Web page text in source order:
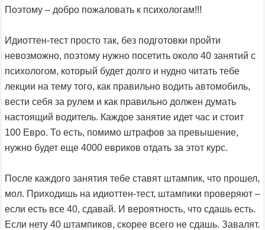
Поэтому – добро пожаловать к психологам!!!
Идиоттен-тест просто так, без подготовки пройти
невозможно, поэтому нужно посетить около 40 занятий с
психологом, который будет долго и нудно читать тебе
лекции на тему того, как правильно водить автомобиль,
вести себя за рулем и как правильно должен думать
настоящий водитель. Каждое занятие идет час и стоит
100 Евро. То есть, помимо штрафов за превышение,
нужно будет еще 4000 евриков отдать за этот курс.
После каждого занятия тебе ставят штампик, что прошел,
мол. Приходишь на идиоттен-тест, штампики проверяют –
если есть все 40, сдавай. И вероятность, что сдашь есть.
Если нету 40 штампиков, скорее всего не сдашь. Завалят.